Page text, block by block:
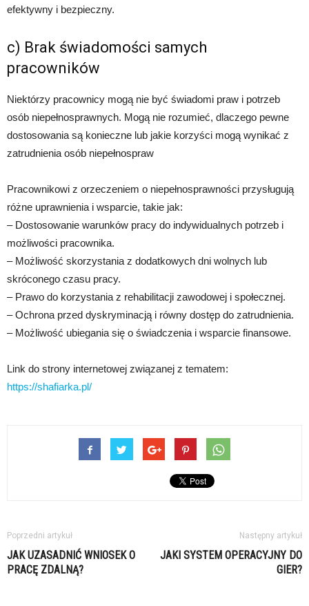
efektywny i bezpieczny.
c) Brak świadomości samych
pracowników
Niektórzy pracownicy mogą nie być świadomi praw i potrzeb
osób niepełnosprawnych. Mogą nie rozumieć, dlaczego pewne
dostosowania są konieczne lub jakie korzyści mogą wynikać z
zatrudnienia osób niepełnospraw
Pracownikowi z orzeczeniem o niepełnosprawności przysługują
różne uprawnienia i wsparcie, takie jak:
– Dostosowanie warunków pracy do indywidualnych potrzeb i
możliwości pracownika.
– Możliwość skorzystania z dodatkowych dni wolnych lub
skróconego czasu pracy.
– Prawo do korzystania z rehabilitacji zawodowej i społecznej.
– Ochrona przed dyskryminacją i równy dostęp do zatrudnienia.
– Możliwość ubiegania się o świadczenia i wsparcie finansowe.
Link do strony internetowej związanej z tematem:
https://shafiarka.pl/
Poprzedni artykuł
JAK UZASADNIĆ WNIOSEK O
PRACĘ ZDALNĄ?
Następny artykuł
JAKI SYSTEM OPERACYJNY DO
GIER?